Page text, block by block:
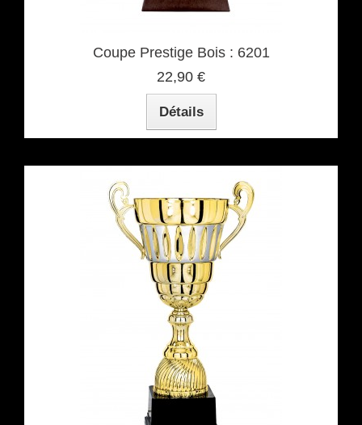
Coupe Prestige Bois : 6201
22,90 €
Détails